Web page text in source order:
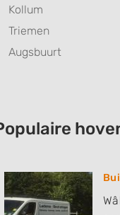
Kollum
Triemen
Augsbuurt